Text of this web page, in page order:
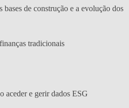
de construção e a evolução dos
tradicionais
aceder e gerir dados ESG